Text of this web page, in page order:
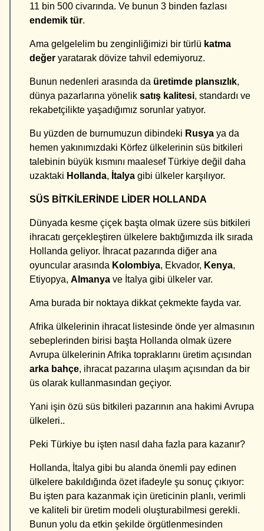
11 bin 500 civarında. Ve bunun 3 binden fazlası
endemik tür.
Ama gelgelelim bu zenginliğimizi bir türlü katma
değer yaratarak dövize tahvil edemiyoruz.
Bunun nedenleri arasında da üretimde plansızlık,
dünya pazarlarına yönelik satış kalitesi, standardı ve
rekabetçilikte yaşadığımız sorunlar yatıyor.
Bu yüzden de burnumuzun dibindeki Rusya ya da
hemen yakınımızdaki Körfez ülkelerinin süs bitkileri
talebinin büyük kısmını maalesef Türkiye değil daha
uzaktaki Hollanda, İtalya gibi ülkeler karşılıyor.
SÜS BİTKİLERİNDE LİDER HOLLANDA
Dünyada kesme çiçek başta olmak üzere süs bitkileri
ihracatı gerçekleştiren ülkelere baktığımızda ilk sırada
Hollanda geliyor. İhracat pazarında diğer ana
oyuncular arasında Kolombiya, Ekvador, Kenya,
Etiyopya, Almanya ve İtalya gibi ülkeler var.
Ama burada bir noktaya dikkat çekmekte fayda var.
Afrika ülkelerinin ihracat listesinde önde yer almasının
sebeplerinden birisi başta Hollanda olmak üzere
Avrupa ülkelerinin Afrika topraklarını üretim açısından
arka bahçe, ihracat pazarına ulaşım açısından da bir
üs olarak kullanmasından geçiyor.
Yani işin özü süs bitkileri pazarının ana hakimi Avrupa
ülkeleri..
Peki Türkiye bu işten nasıl daha fazla para kazanır?
Hollanda, İtalya gibi bu alanda önemli pay edinen
ülkelere bakıldığında özet ifadeyle şu sonuç çıkıyor:
Bu işten para kazanmak için üreticinin planlı, verimli
ve kaliteli bir üretim modeli oluşturabilmesi gerekli.
Bunun yolu da etkin şekilde örgütlenmesinden